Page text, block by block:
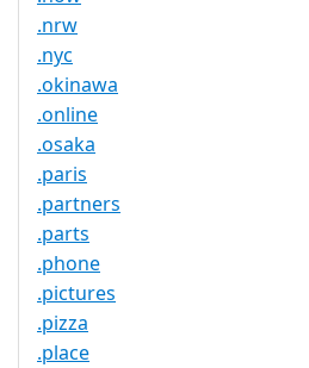
.nrw
.nyc
.okinawa
.online
.osaka
.paris
.partners
.parts
.phone
.pictures
.pizza
.place